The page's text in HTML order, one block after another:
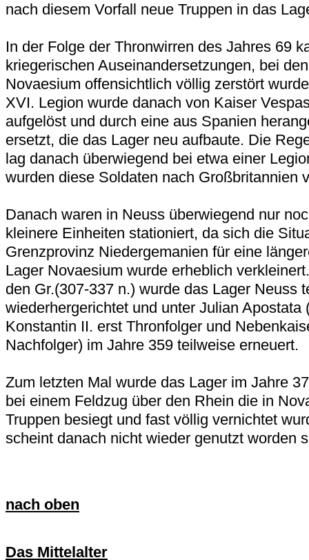
nach diesem Vorfall neue Truppen in das
In der Folge der Thronwirren des Jahres 69
kriegerischen Auseinandersetzungen, bei
Novaesium offensichtlich völlig zerstört
XVI. Legion wurde danach von Kaiser
aufgelöst und durch eine aus Spanien
ersetzt, die das Lager neu aufbaute. Die
lag danach überwiegend bei etwa einer
wurden diese Soldaten nach Großbritannien
Danach waren in Neuss überwiegend nur
kleinere Einheiten stationiert, da sich die
Grenzprovinz Niedergemanien für eine
Lager Novaesium wurde erheblich
den Gr.(307-337 n.) wurde das Lager Neuss
wiederhergerichtet und unter Julian Apostata
Konstantin II. erst Thronfolger und
Nachfolger) im Jahre 359 teilweise erneuert.
Zum letzten Mal wurde das Lager im Jahre
bei einem Feldzug über den Rhein die in
Truppen besiegt und fast völlig vernichtet
scheint danach nicht wieder genutzt worden
nach oben
Das Mittelalter